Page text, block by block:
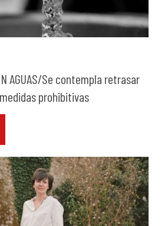
AGUAS/Se contempla retrasar
prohibitivas